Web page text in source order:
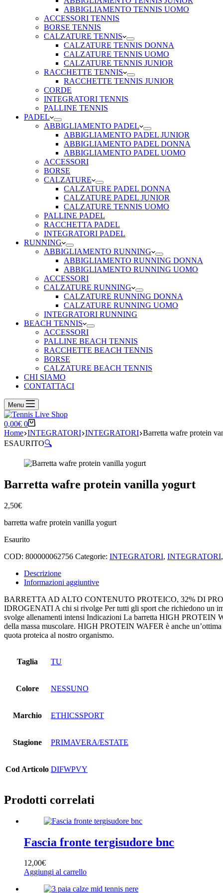
ABBIGLIAMENTO TENNIS UOMO
ACCESSORI TENNIS
BORSE TENNIS
CALZATURE TENNIS
CALZATURE TENNIS DONNA
CALZATURE TENNIS UOMO
CALZATURE TENNIS JUNIOR
RACCHETTE TENNIS
RACCHETTE TENNIS JUNIOR
CORDE
INTEGRATORI TENNIS
PALLINE TENNIS
PADEL
ABBIGLIAMENTO PADEL
ABBIGLIAMENTO PADEL JUNIOR
ABBIGLIAMENTO PADEL DONNA
ABBIGLIAMENTO PADEL UOMO
ACCESSORI
BORSE
CALZATURE
CALZATURE PADEL DONNA
CALZATURE PADEL JUNIOR
CALZATURE TENNIS UOMO
PALLINE PADEL
RACCHETTA PADEL
INTEGRATORI PADEL
RUNNING
ABBIGLIAMENTO RUNNING
ABBIGLIAMENTO RUNNING DONNA
ABBIGLIAMENTO RUNNING UOMO
ACCESSORI
CALZATURE RUNNING
CALZATURE RUNNING DONNA
CALZATURE RUNNING UOMO
INTEGRATORI RUNNING
BEACH TENNIS
ACCESSORI
PALLINE BEACH TENNIS
RACCHETTE BEACH TENNIS
BORSE
CALZATURE BEACH TENNIS
CHI SIAMO
CONTATTACI
Menu
Carrello
0,00€ 0
Home INTEGRATORI INTEGRATORI Barretta wafre protein
ESAURITO🔍
Barretta wafre protein vanilla yogurt
2,50€
barretta wafre protein vanilla yogurt
Esaurito
COD: 800000062756 Categorie: INTEGRATORI, INTEGRATORI,
Descrizione
Informazioni aggiuntive
BARRETTA AD ALTO CONTENUTO PROTEICO, 32% DI
IDROGENATI A chi si rivolge Per tutti gli sport che richiedono un
svolge allenamenti intensi Indicazioni La barretta HIGH PROTEIN
della massa muscolare. HIGH PROTEIN WAFER è anche
quota proteica al nostro organismo.
Taglia TU
Colore NESSUNO
Marchio ETHICSSPORT
Stagione PRIMAVERA/ESTATE
Cod Articolo DIFWPVY
Prodotti correlati
Fascia fronte tergisudore bnc
12,00€
Aggiungi al carrello